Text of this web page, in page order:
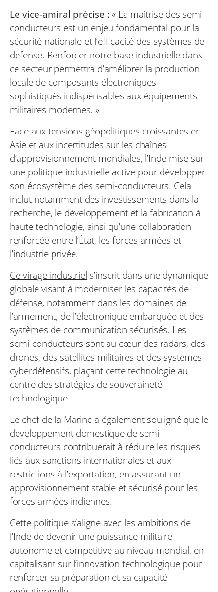
Le vice-amiral précise : « La maîtrise des semi-
conducteurs est un enjeu fondamental pour la
sécurité nationale et l’efficacité des systèmes de
défense. Renforcer notre base industrielle dans
ce secteur permettra d’améliorer la production
locale de composants électroniques
sophistiqués indispensables aux équipements
militaires modernes. »
Face aux tensions géopolitiques croissantes en
Asie et aux incertitudes sur les chaînes
d’approvisionnement mondiales, l’Inde mise sur
une politique industrielle active pour développer
son écosystème des semi-conducteurs. Cela
inclut notamment des investissements dans la
recherche, le développement et la fabrication à
haute technologie, ainsi qu’une collaboration
renforcée entre l’État, les forces armées et
l’industrie privée.
Ce virage industriel s’inscrit dans une dynamique
globale visant à moderniser les capacités de
défense, notamment dans les domaines de
l’armement, de l’électronique embarquée et des
systèmes de communication sécurisés. Les
semi-conducteurs sont au cœur des radars, des
drones, des satellites militaires et des systèmes
cyberdéfensifs, plaçant cette technologie au
centre des stratégies de souveraineté
technologique.
Le chef de la Marine a également souligné que le
développement domestique de semi-
conducteurs contribuerait à réduire les risques
liés aux sanctions internationales et aux
restrictions à l’exportation, en assurant un
approvisionnement stable et sécurisé pour les
forces armées indiennes.
Cette politique s’aligne avec les ambitions de
l’Inde de devenir une puissance militaire
autonome et compétitive au niveau mondial, en
capitalisant sur l’innovation technologique pour
renforcer sa préparation et sa capacité